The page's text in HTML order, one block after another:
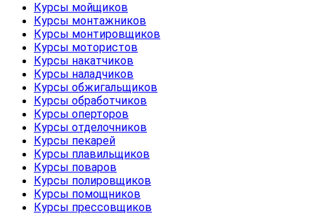
Курсы мойщиков
Курсы монтажников
Курсы монтировщиков
Курсы мотористов
Курсы накатчиков
Курсы наладчиков
Курсы обжигальщиков
Курсы обработчиков
Курсы оперторов
Курсы отделочников
Курсы пекарей
Курсы плавильщиков
Курсы поваров
Курсы полировщиков
Курсы помощников
Курсы прессовщиков